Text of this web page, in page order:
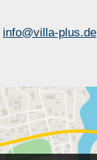
info@villa-plus.de